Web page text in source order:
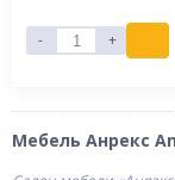
- +
Мебель Анрекс